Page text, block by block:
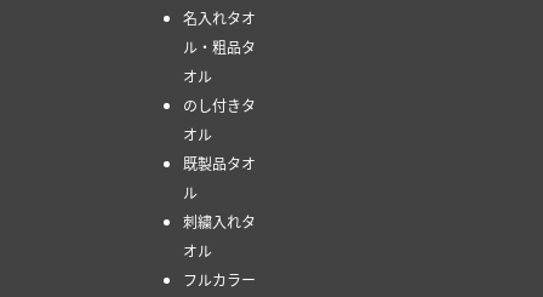
名入れタオ
ル・粗品タ
オル
のし付きタ
オル
既製品タオ
ル
刺繍入れタ
オル
フルカラー